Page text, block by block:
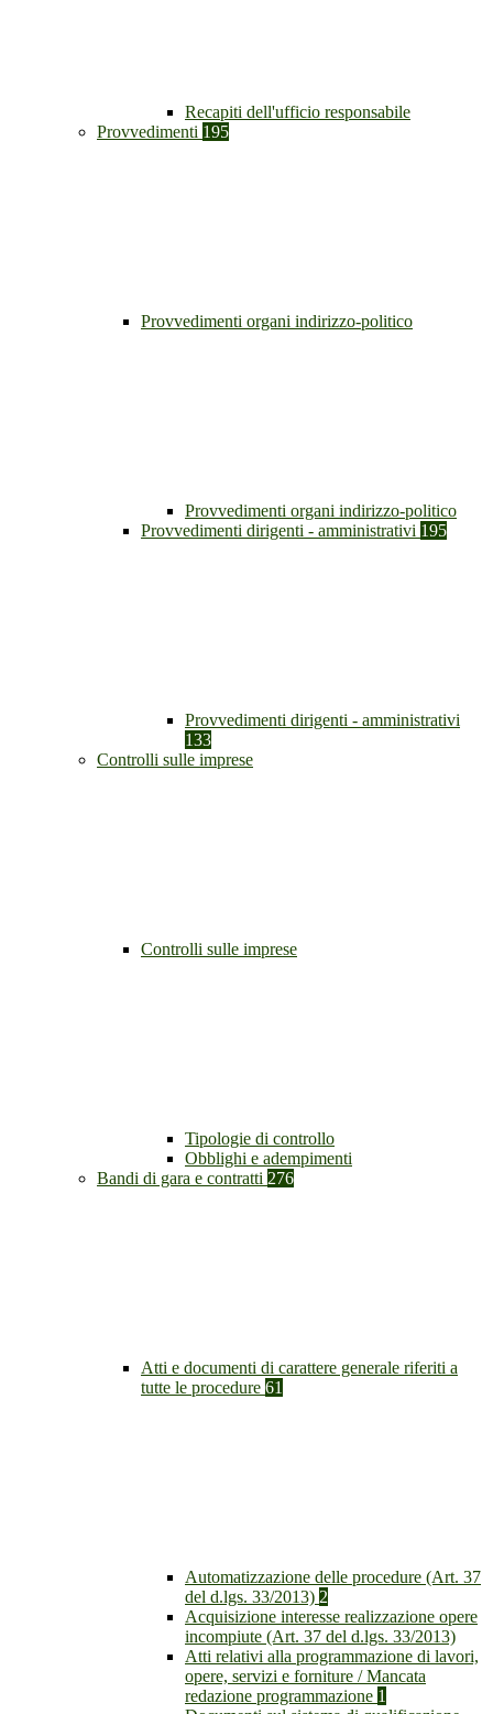
Recapiti dell'ufficio responsabile
Provvedimenti 195
Provvedimenti organi indirizzo-politico
Provvedimenti organi indirizzo-politico
Provvedimenti dirigenti - amministrativi 195
Provvedimenti dirigenti - amministrativi
133
Controlli sulle imprese
Controlli sulle imprese
Tipologie di controllo
Obblighi e adempimenti
Bandi di gara e contratti 276
Atti e documenti di carattere generale riferiti a
tutte le procedure 61
Automatizzazione delle procedure (Art. 37
del d.lgs. 33/2013) 2
Acquisizione interesse realizzazione opere
incompiute (Art. 37 del d.lgs. 33/2013)
Atti relativi alla programmazione di lavori,
opere, servizi e forniture / Mancata
redazione programmazione 1